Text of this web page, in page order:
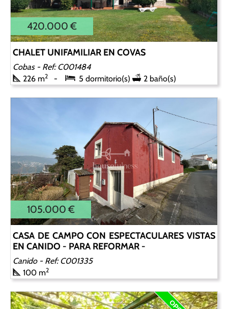
420.000 €
CHALET UNIFAMILIAR EN COVAS
Cobas - Ref: C001484
226 m2 5 dormitorio(s) 2 baño(s)
105.000 €
CASA DE CAMPO CON ESPECTACULARES VISTAS
EN CANIDO - PARA REFORMAR -
Canido - Ref: C001335
100 m2